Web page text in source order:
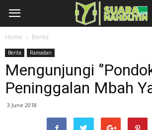
Home Berita
Berita Ramadan
Mengunjungi
Peninggalan Mbah
3 June 2018